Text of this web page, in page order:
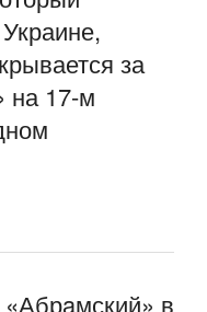
за
на 17-м
в